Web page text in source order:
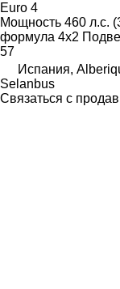
Euro 4
Мощность 460 л.с.
формула 4x2
57
Испания,
Selanbus
Связаться с